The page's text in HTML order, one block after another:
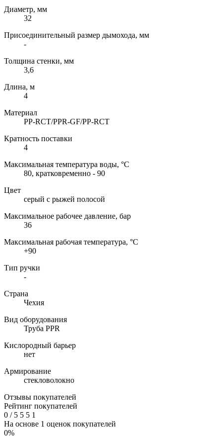
Диаметр, мм
32
Присоединительный размер дымохода, мм
-
Толщина стенки, мм
3,6
Длина, м
4
Материал
PP-RCT/PPR-GF/PP-RCT
Кратность поставки
4
Максимальная температура воды, °C
80, кратковременно - 90
Цвет
серый с рыжей полосой
Максимальное рабочее давление, бар
36
Максимальная рабочая температура, °C
+90
Тип ручки
-
Страна
Чехия
Вид оборудования
Труба PPR
Кислородный барьер
нет
Армирование
стекловолокно
Отзывы покупателей
Рейтинг покупателей
0 /5 5 5 1
На основе 1 оценок покупателей
0%